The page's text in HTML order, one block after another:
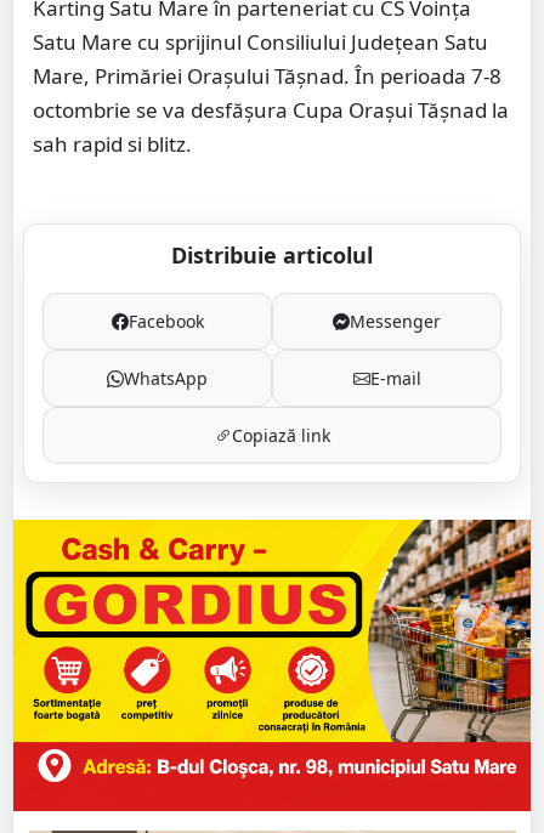
Karting Satu Mare în parteneriat cu CS Voința
Satu Mare cu sprijinul Consiliului Județean Satu
Mare, Primăriei Orașului Tășnad. În perioada 7-8
octombrie se va desfășura Cupa Orașui Tășnad la
sah rapid si blitz.
Distribuie articolul
Facebook Messenger
WhatsApp E-mail
Copiază link